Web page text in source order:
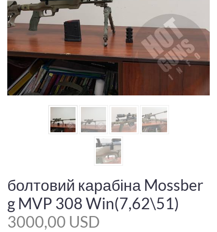
болтовий карабіна Mossber
g MVP 308 Win(7,62\51)
3000,00 USD